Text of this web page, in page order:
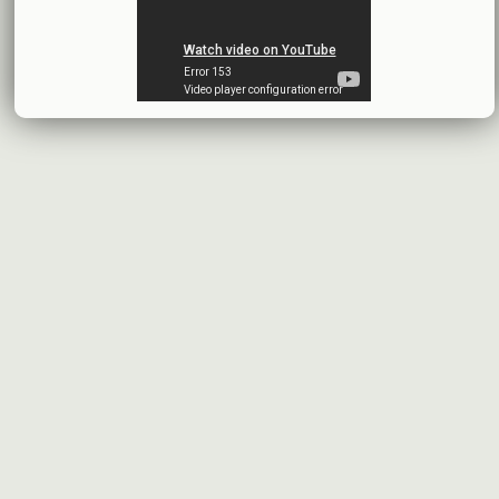
البيانات المالية النهائية عن العام 2025
شركة سيريتل موبايل تيليكوم
2026-07-12